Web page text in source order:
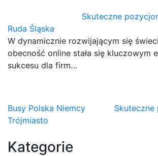
Skuteczne
Ruda Śląska
W dynamicznie rozwijającym się
obecność online stała się kluczowym
sukcesu dla firm…
Nawigacja
wpisu
Busy Polska Niemcy
Trójmiasto
Kategorie